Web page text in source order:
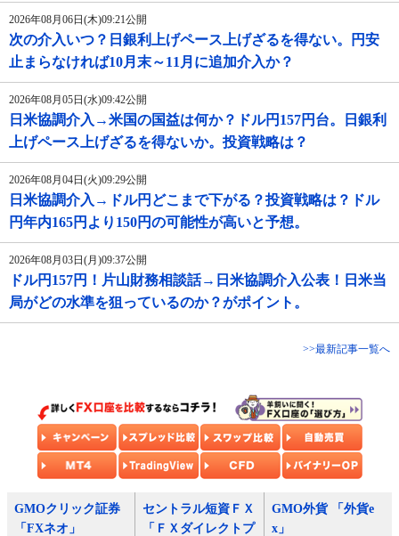
2026年08月06日(木)09:21公開
次の介入いつ？日銀利上げペース上げざるを得ない。円安
止まらなければ10月末～11月に追加介入か？
2026年08月05日(水)09:42公開
日米協調介入→米国の国益は何か？ドル円157円台。日銀利
上げペース上げざるを得ないか。投資戦略は？
2026年08月04日(火)09:29公開
日米協調介入→ドル円どこまで下がる？投資戦略は？ドル
円年内165円より150円の可能性が高いと予想。
2026年08月03日(月)09:37公開
ドル円157円！片山財務相談話→日米協調介入公表！日米当
局がどの水準を狙っているのか？がポイント。
>>最新記事一覧へ
GMOクリック証券
「FXネオ」
セントラル短資ＦＸ
「ＦＸダイレクトプ
GMO外貨 「外貨e
x」